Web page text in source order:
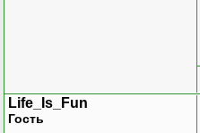
Life_Is_Fun
Гость